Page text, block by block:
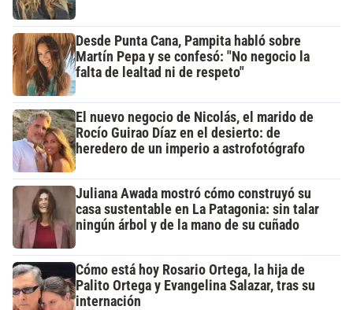
Desde Punta Cana, Pampita habló sobre
Martín Pepa y se confesó: "No negocio la
falta de lealtad ni de respeto"
El nuevo negocio de Nicolás, el marido de
Rocío Guirao Díaz en el desierto: de
heredero de un imperio a astrofotógrafo
Juliana Awada mostró cómo construyó su
casa sustentable en La Patagonia: sin talar
ningún árbol y de la mano de su cuñado
Cómo está hoy Rosario Ortega, la hija de
Palito Ortega y Evangelina Salazar, tras su
internación